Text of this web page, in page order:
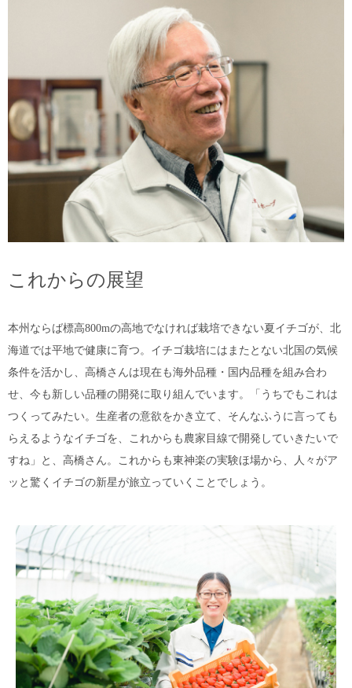
これからの展望
本州ならば標高800mの高地でなければ栽培できない夏イチゴが、北
海道では平地で健康に育つ。イチゴ栽培にはまたとない北国の気候
条件を活かし、高橋さんは現在も海外品種・国内品種を組み合わ
せ、今も新しい品種の開発に取り組んでいます。「うちでもこれは
つくってみたい。生産者の意欲をかき立て、そんなふうに言っても
らえるようなイチゴを、これからも農家目線で開発していきたいで
すね」と、高橋さん。これからも東神楽の実験ほ場から、人々がア
ッと驚くイチゴの新星が旅立っていくことでしょう。